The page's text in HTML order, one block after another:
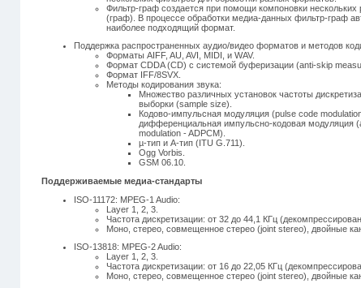
Фильтр-граф создается при помощи компоновки нескольких
(граф). В процессе обработки медиа-данных фильтр-граф
наиболее подходящий формат.
Поддержка распространенных аудио/видео форматов и методов
Форматы AIFF, AU, AVI, MIDI, и WAV.
Формат CDDA (CD) с системой буферизации (anti-skip
Формат IFF/8SVX.
Методы кодирования звука:
Множество различных установок частоты
выборки (sample size).
Кодово-импульсная модуляция (pulse code
дифференциальная импульсно-кодовая модуляция
modulation - ADPCM).
µ-тип и A-тип (ITU G.711).
Ogg Vorbis.
GSM 06.10.
Поддерживаемые медиа-стандарты
ISO-11172: MPEG-1 Audio:
Layer 1, 2, 3.
Частота дискретизации: от 32 до 44,1 КГц
Моно, стерео, совмещенное стерео (joint stereo), двойные
ISO-13818: MPEG-2 Audio:
Layer 1, 2, 3.
Частота дискретизации: от 16 до 22,05 КГц
Моно, стерео, совмещенное стерео (joint stereo), двойные